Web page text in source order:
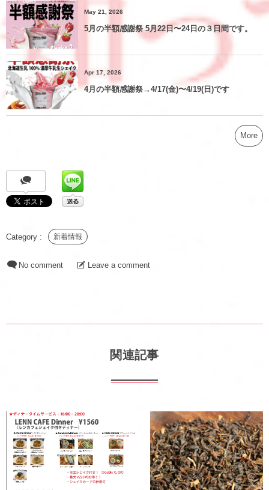
May 21, 2026
5月の半額感謝祭 5月22日〜24日の３日間です。
Apr 17, 2026
4月の半額感謝祭→4/17(金)〜4/19(日)です
More
新着情報
No comment Leave a comment
関連記事